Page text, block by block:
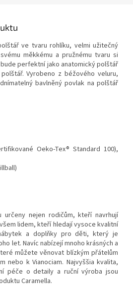
ve tvaru rohlíku, velmi užitečný
měkkému a pružnému tvaru si
perfektní jako anatomický polštář
Vyrobeno z béžového veluru,
bavlněný povlak na polštář
Oeko-Tex® Standard 100),
určeny nejen rodičům, kteří navrhují
lidem, kteří hledají vysoce kvalitní
a doplňky pro děti, který je
let. Navíc nabízejí mnoho krásných a
můžete věnovat blízkým přátelům
nebo k Vianociam. Najvyššia kvalita,
péče o detaily a ruční výroba jsou
Caramella.